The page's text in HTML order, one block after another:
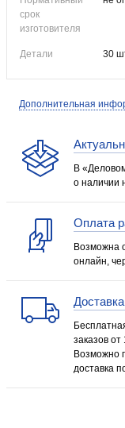
срок
изготовителя
Детали 30
Дополнительная
В
о наличии
Оплата
Возможна
онлайн,
заказов
Возможно
доставка